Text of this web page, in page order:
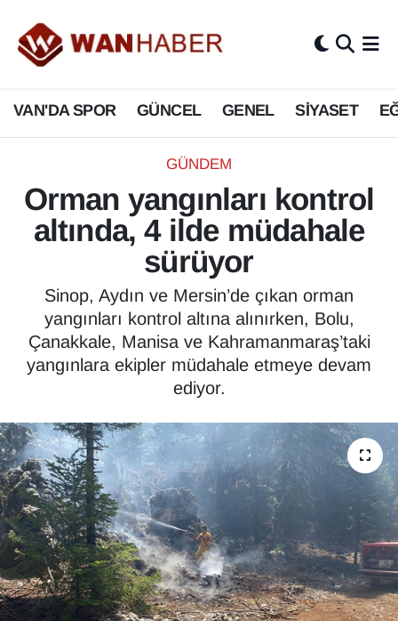
VAN'DA SPOR GÜNCEL GENEL SİYASET
GÜNDEM
Orman yangınları kontrol
altında, 4 ilde müdahale
sürüyor
Sinop, Aydın ve Mersin’de çıkan orman
yangınları kontrol altına alınırken, Bolu,
Çanakkale, Manisa ve Kahramanmaraş’taki
yangınlara ekipler müdahale etmeye devam
ediyor.
3.SAYFA
ASAYİŞ
BİLİM VE TEKNOLOJİ
Biyografi
Bölge Haberleri
ÇEVRE
Deprem
Dernekler, Odalar
Diğer
DÜNYA
EĞİTİM
EKONOMİ
Eleman
Van Nöbetçi Eczaneler
Van Hava Durumu
Van Namaz Vakitleri
Van Trafik Yoğunluk Haritası
Süper Lig Puan Durumu ve Fikstür
Tüm Manşetler
Son Dakika Haberleri